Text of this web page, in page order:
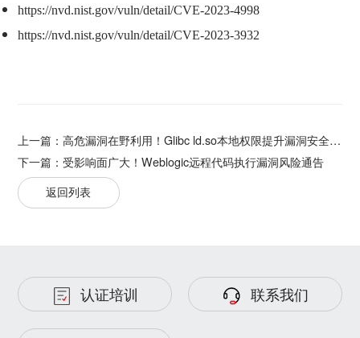
https://nvd.nist.gov/vuln/detail/CVE-2023-4998
https://nvd.nist.gov/vuln/detail/CVE-2023-3932
上一篇：高危漏洞在野利用！Glibc ld.so本地权限提升漏洞安全通告
下一篇：受影响面广大！Weblogic远程代码执行漏洞风险通告
返回列表
认证培训 联系我们